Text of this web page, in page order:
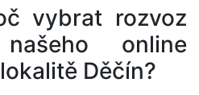
vybrat rozvoz
online
Děčín?